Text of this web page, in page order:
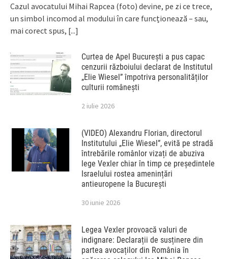
Cazul avocatului Mihai Rapcea (foto) devine, pe zi ce trece,
un simbol incomod al modului în care funcționează – sau,
mai corect spus, [...]
Curtea de Apel București a pus capac
cenzurii războiului declarat de Institutul
„Elie Wiesel” împotriva personalităților
culturii românești
2 iulie 2026
(VIDEO) Alexandru Florian, directorul
Institutului „Elie Wiesel”, evită pe stradă
întrebările românlor vizați de abuziva
lege Vexler chiar în timp ce președintele
Israelului rostea amenințări
antieuropene la București
30 iunie 2026
Legea Vexler provoacă valuri de
indignare: Declarații de susținere din
partea avocaților din România în